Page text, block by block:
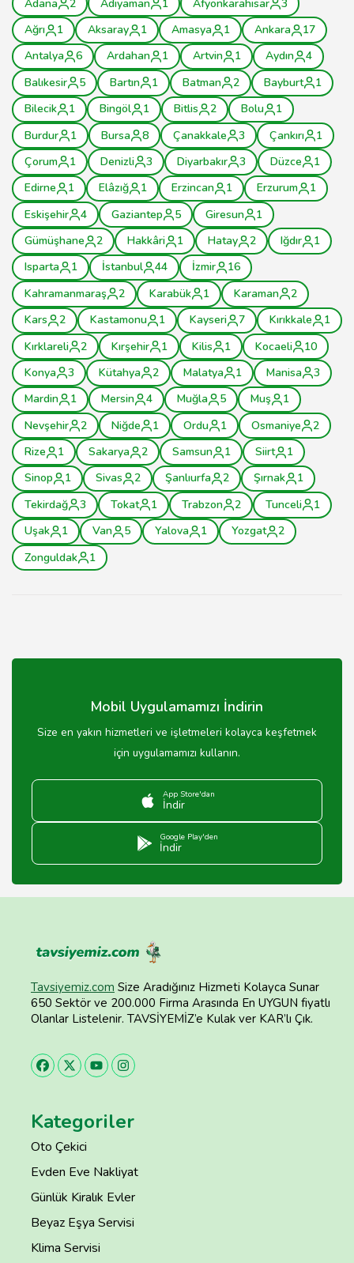
Adana 2 Adıyaman 1 Afyonkarahisar
3
Ağrı
1 Aksaray 1 Amasya 1 Ankara
17
Antalya
6 Ardahan 1 Artvin 1 Aydın
4
Balıkesir
5 Bartın 1 Batman 2 Bayburt
1
Bilecik
1 Bingöl 1 Bitlis 2 Bolu
1
Burdur
1 Bursa 8 Çanakkale 3 Çankırı
1
Çorum
1 Denizli 3 Diyarbakır 3 Düzce
1
Edirne
1 Elâzığ 1 Erzincan 1 Erzurum
1
Eskişehir
4 Gaziantep 5 Giresun
1
Gümüşhane
2 Hakkâri 1 Hatay 2 Iğdır
1
Isparta
1 İstanbul 44 İzmir
16
Kahramanmaraş
2 Karabük 1 Karaman
2
Kars
2 Kastamonu 1 Kayseri 7 Kırıkkale
1
Kırklareli
2 Kırşehir 1 Kilis 1 Kocaeli
10
Konya
3 Kütahya 2 Malatya 1 Manisa
3
Mardin
1 Mersin 4 Muğla 5 Muş
1
Nevşehir
2 Niğde 1 Ordu 1 Osmaniye
2
Rize
1 Sakarya 2 Samsun 1 Siirt
1
Sinop
1 Sivas 2 Şanlıurfa 2 Şırnak
1
Tekirdağ
3 Tokat 1 Trabzon 2 Tunceli
1
Uşak
1 Van 5 Yalova 1 Yozgat
2
Zonguldak
1
Mobil Uygulamamızı İndirin
Size en yakın hizmetleri ve işletmeleri kolayca keşfetmek
için uygulamamızı kullanın.
App Store'dan
İndir
Google Play'den
İndir
Tavsiyemiz.com Size Aradığınız Hizmeti Kolayca Sunar
650 Sektör ve 200.000 Firma Arasında En UYGUN fiyatlı
Olanlar Listelenir. TAVSİYEMİZ’e Kulak ver KAR’lı Çık.
Kategoriler
Oto Çekici
Evden Eve Nakliyat
Günlük Kiralık Evler
Beyaz Eşya Servisi
Klima Servisi